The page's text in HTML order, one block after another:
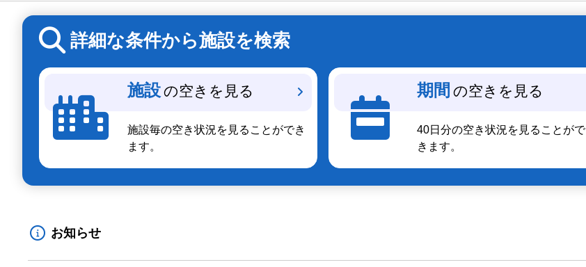
詳細な条件から施設を検索
施設の空きを見る
施設毎の空き状況を見ることができ
ます。
期間 の空きを見る
40日分の空き状況を見ることがで
きます。
お知らせ